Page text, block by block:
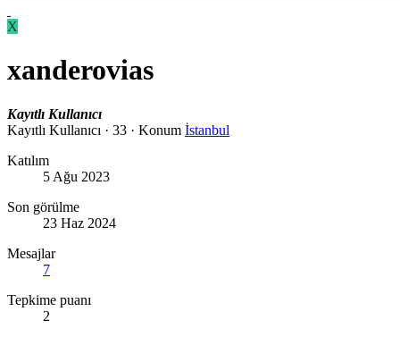
X
xanderovias
Kayıtlı Kullanıcı
Kayıtlı Kullanıcı · 33 · Konum İstanbul
Katılım
5 Ağu 2023
Son görülme
23 Haz 2024
Mesajlar
7
Tepkime puanı
2